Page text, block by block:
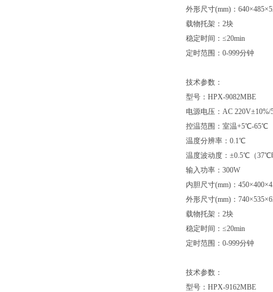
外形尺寸(mm)：
载物托架：2块
稳定时间：≤20min
定时范围：0-999分钟
技术参数：
型号：HPX-9082MBE
电源电压：AC 220V±10%/
控温范围：室温+5℃-65℃
温度分辨率：0.1℃
温度波动度：±0.5℃（37℃
输入功率：300W
内胆尺寸(mm)：
外形尺寸(mm)：
载物托架：2块
稳定时间：≤20min
定时范围：0-999分钟
技术参数：
型号：HPX-9162MBE